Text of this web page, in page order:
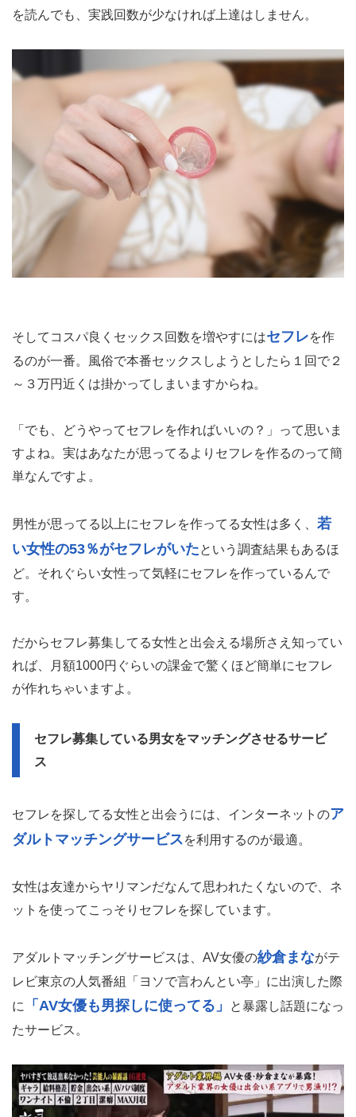
を読んでも、実践回数が少なければ上達はしません。
そしてコスパ良くセックス回数を増やすにはセフレを作
るのが一番。風俗で本番セックスしようとしたら１回で２
～３万円近くは掛かってしまいますからね。
「でも、どうやってセフレを作ればいいの？」って思いま
すよね。実はあなたが思ってるよりセフレを作るのって簡
単なんですよ。
男性が思ってる以上にセフレを作ってる女性は多く、 若
い女性の53％がセフレがいたという調査結果もあるほ
ど。それぐらい女性って気軽にセフレを作っているんで
す。
だからセフレ募集してる女性と出会える場所さえ知ってい
れば、月額1000円ぐらいの課金で驚くほど簡単にセフレ
が作れちゃいますよ。
セフレ募集している男女をマッチングさせるサービ
ス
セフレを探してる女性と出会うには、インターネットのア
ダルトマッチングサービスを利用するのが最適。
女性は友達からヤリマンだなんて思われたくないので、ネ
ットを使ってこっそりセフレを探しています。
アダルトマッチングサービスは、AV女優の紗倉まながテ
レビ東京の人気番組「ヨソで言わんとい亭」に出演した際
に
「AV女優も男探しに使ってる」
と暴露し話題になっ
たサービス。